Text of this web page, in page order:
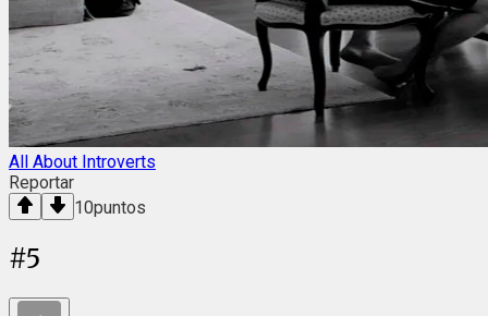
All About Introverts
Reportar
10puntos
#5